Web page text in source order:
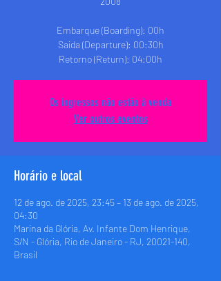
Embarque (Boarding): 00h
Saida (Departure): 00:30h
Retorno (Return): 04:00h
Os ingressos não estão à venda
Ver outros eventos
Horário e local
12 de ago. de 2025, 23:45 – 13 de ago. de 2025,
04:30
Marina da Glória, Av. Infante Dom Henrique,
S/N - Glória, Rio de Janeiro - RJ, 20021-140,
Brasil